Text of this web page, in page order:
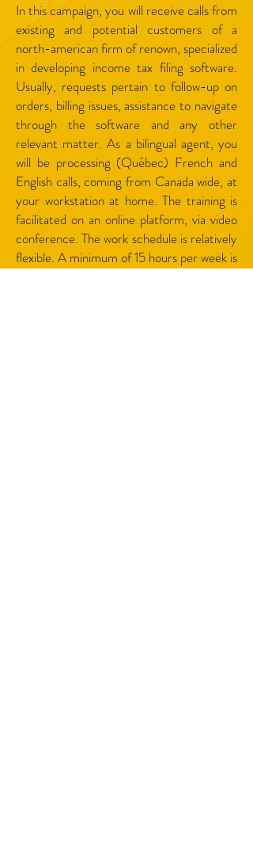
​In this campaign, you will receive calls from
existing and potential customers of a
north-american firm of renown, specialized
in developing income tax filing software.
Usually, requests pertain to follow-up on
orders, billing issues, assistance to navigate
through the software and any other
relevant matter. As a bilingual agent, you
will be processing (Québec) French and
English calls, coming from Canada wide, at
your workstation at home. The training is
facilitated on an online platform, via video
conference. The work schedule is relatively
flexible. A minimum of 15 hours per week is